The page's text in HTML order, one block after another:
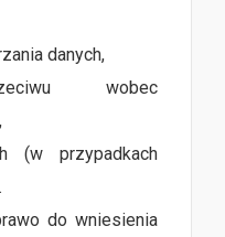
danych,
wobec
(w przypadkach
do wniesienia